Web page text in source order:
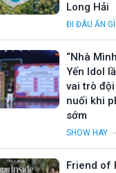
Long Hải
ĐI ĐÂU ĂN GÌ
“Nhà
Yến Idol
vai trò
nuối khi
sớm
SHOW HAY
Friend of